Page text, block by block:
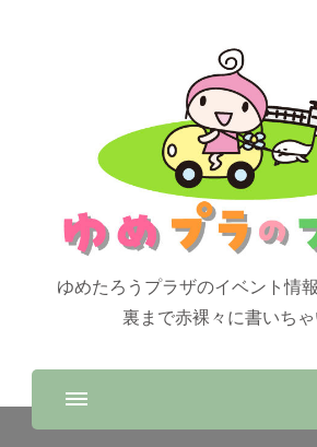
ゆめたろうプラザのイベント情
裏まで赤裸々に書いち